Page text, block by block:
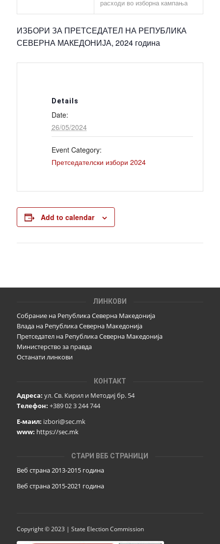
расходи во изборна кампања
ИЗБОРИ ЗА ПРЕТСЕДАТЕЛ НА РЕПУБЛИКА
СЕВЕРНА МАКЕДОНИЈА, 2024 година
Details
Date:
26/05/2024
Event Category:
Претседателски избори 2024
Add to calendar
ЛИНКОВИ
Собрание на Република Северна Македонија
Влада на Република Северна Македонија
Претседател на Република Северна Македонија
Министерство за правда
Останати линкови
КОНТАКТ
Адреса: ул. Св. Кирил и Методиј бр. 54
Телефон: +389 02 3 244 744
Е-маил: izbori@sec.mk
www: https://sec.mk
СТАРИ ВЕБ СТРАНИЦИ
Веб страна 2013-2015 година
Веб страна 2015-2021 година
Copyright © 2023 | State Election Commission